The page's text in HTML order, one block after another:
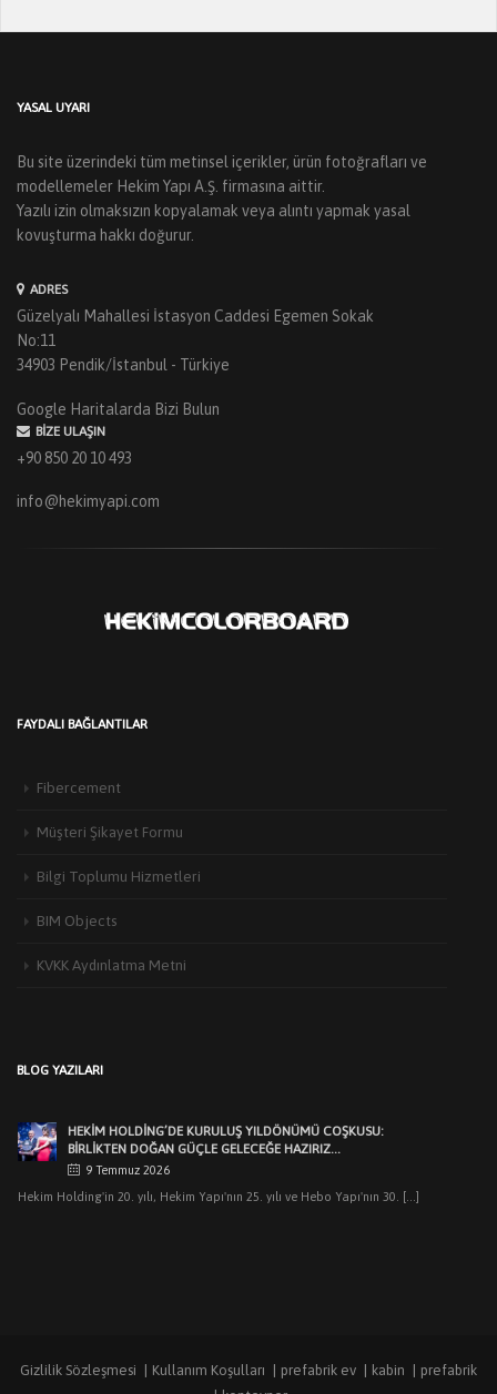
YASAL UYARI
Bu site üzerindeki tüm metinsel içerikler, ürün fotoğrafları ve
modellemeler Hekim Yapı A.Ş. firmasına aittir.
Yazılı izin olmaksızın kopyalamak veya alıntı yapmak yasal
kovuşturma hakkı doğurur.
ADRES
Güzelyalı Mahallesi İstasyon Caddesi Egemen Sokak
No:11
34903 Pendik/İstanbul - Türkiye
Google Haritalarda Bizi Bulun
BIZE ULAŞIN
+90 850 20 10 493
info@hekimyapi.com
FAYDALI BAĞLANTILAR
Fibercement
Müşteri Şikayet Formu
Bilgi Toplumu Hizmetleri
BIM Objects
KVKK Aydınlatma Metni
BLOG YAZILARI
3 Haziran 2026
,Edirne Mimarlar Odası [...]
HEKIM HOLDING’DEN MUHTEŞEM KURULUŞ YILDÖNÜMÜ
GECESI
7 Temmuz 2026
Dr.Öner Hekim: “Cumhuriyetimizin ilk yıllarındaki sanayicilik
Gizlilik Sözleşmesi Kullanım Koşulları prefabrik ev kabin
prefabrik